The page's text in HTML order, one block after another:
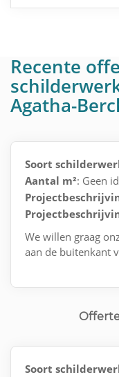
Recente
Agatha-
Soort
Aantal m²: Geen
We willen graag
aan de buitenkant
Soort